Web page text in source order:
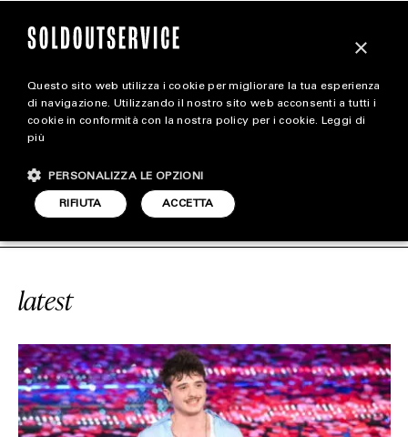
magazine
STYLE
FOOTWEAR
#BRESH SOLDOUTSERVICE
latest
×
Questo sito web utilizza i cookie per migliorare la tua esperienza
di navigazione. Utilizzando il nostro sito web acconsenti a tutti i
cookie in conformità con la nostra policy per i cookie. Leggi di
più
ACCETTA
RIFIUTA
PERSONALIZZA LE OPZIONI